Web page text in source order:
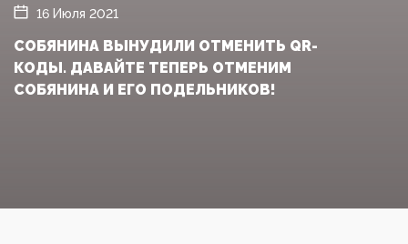
16 Июля 2021
СОБЯНИНА ВЫНУДИЛИ ОТМЕНИТЬ QR-
КОДЫ. ДАВАЙТЕ ТЕПЕРЬ ОТМЕНИМ
СОБЯНИНА И ЕГО ПОДЕЛЬНИКОВ!